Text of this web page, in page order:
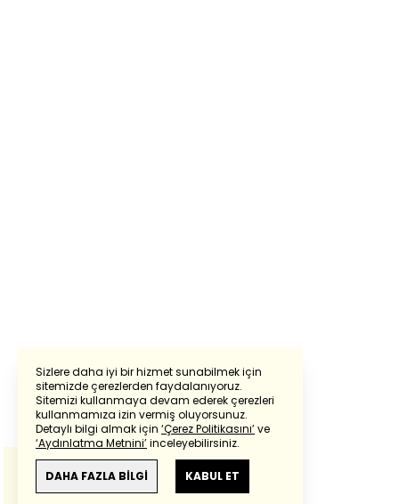
Sizlere daha iyi bir hizmet sunabilmek için
sitemizde çerezlerden faydalanıyoruz.
Sitemizi kullanmaya devam ederek çerezleri
kullanmamıza izin vermiş oluyorsunuz.
Detaylı bilgi almak için ‘Çerez Politikasını’ve
‘Aydınlatma Metnini’inceleyebilirsiniz.
DAHA FAZLA BİLGİ KABUL ET
Powered by Translate
Bu çevirideGoogle Transletekullanılmıştır.
Anlam ve çeviri hatalarından
haberturk.com
sorumlu değildir.